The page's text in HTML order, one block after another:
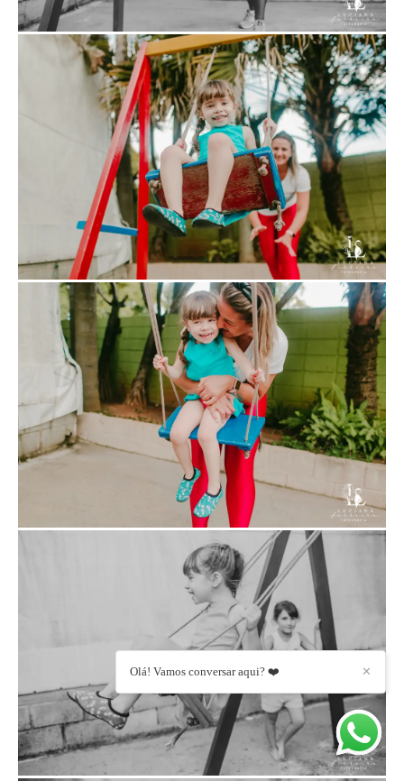
✕
Olá! Vamos conversar aqui? ❤️